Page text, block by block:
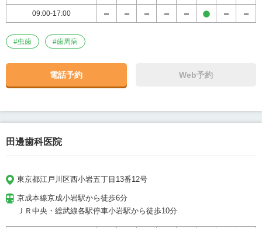
09:00-17:00
#虫歯 #歯周病
電話予約 Web予約
田邊歯科医院
東京都江戸川区西小岩五丁目13番12号
京成本線京成小岩駅から徒歩6分
ＪＲ中央・総武線各駅停車小岩駅から徒歩10分